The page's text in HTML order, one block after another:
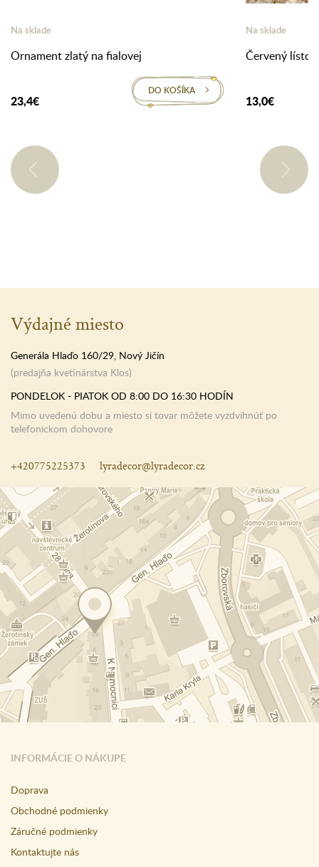
Na sklade
Ornament zlatý na fialovej
23,4€
DO KOŠÍKA
Na sklade
Červený
13,0€
INFORMÁCIE O NÁKUPE
Doprava
Obchodné podmienky
Záručné podmienky
Kontaktujte nás
Výdajné miesto
Generála Hlaďo 160/29, Nový Jičín
(predajňa kvetinárstva Klos)
PONDELOK - PIATOK OD 8:00 DO 16:30 HODÍN
Mimo uvedenú dobu a miesto si tovar môžete vyzdvihnúť po
telefonickom dohovore
+420775225373 lyradecor@lyradecor.cz